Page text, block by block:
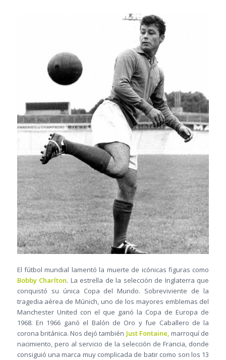
El fútbol mundial lamentó la muerte de icónicas figuras como
Bobby Charlton. La estrella de la selección de Inglaterra que
conquistó su única Copa del Mundo. Sobreviviente de la
tragedia aérea de Múnich, uno de los mayores emblemas del
Manchester United con el que ganó la Copa de Europa de
1968. En 1966 ganó el Balón de Oro y fue Caballero de la
corona británica. Nos dejó también Just Fontaine, marroquí de
nacimiento, pero al servicio de la selección de Francia, donde
consiguió una marca muy complicada de batir como son los 13